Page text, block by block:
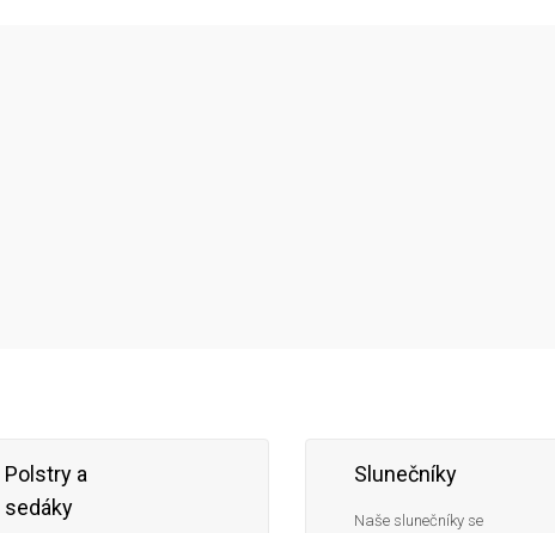
Polstry a
sedáky
Slunečníky
Naše slunečníky se